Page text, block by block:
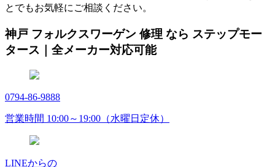
とでもお気軽にご相談ください。
神戸 フォルクスワーゲン 修理 なら ステップモー
タース｜全メーカー対応可能
0794-86-9888
営業時間 10:00～19:00（水曜日定休）
LINEからの